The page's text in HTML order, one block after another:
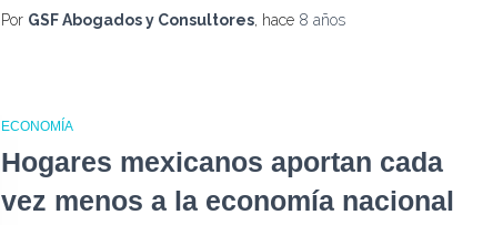
Por GSF Abogados y Consultores, hace 8 años
ECONOMÍA
Hogares mexicanos aportan cada
vez menos a la economía nacional